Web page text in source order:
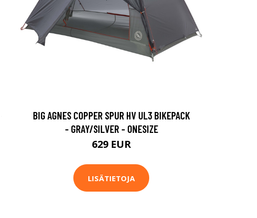
BIG AGNES COPPER SPUR HV UL3 BIKEPACK
- GRAY/SILVER - ONESIZE
629 EUR
LISÄTIETOJA